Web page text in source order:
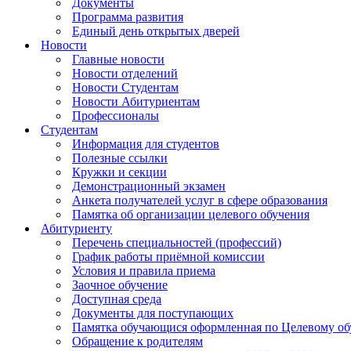
Документы
Программа развития
Единый день открытых дверей
Новости
Главные новости
Новости отделений
Новости Студентам
Новости Абитуриентам
Профессионалы
Студентам
Информация для студентов
Полезные ссылки
Кружки и секции
Демонстрационный экзамен
Анкета получателей услуг в сфере образования
Памятка об организации целевого обучения
Абитуриенту
Перечень специальностей (профессий)
График работы приёмной комиссии
Условия и правила приема
Заочное обучение
Доступная среда
Документы для поступающих
Памятка обучающися оформленная по Целевому
Обращение к родителям